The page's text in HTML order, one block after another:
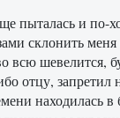
пыталась и по-
склонить
всю шевелится,
отцу, запретил
находилась